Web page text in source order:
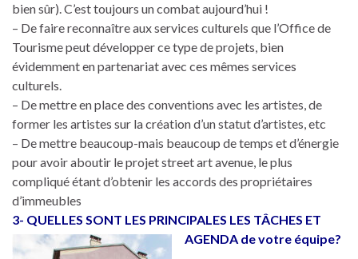
bien sûr). C’est toujours un combat aujourd’hui !
– De faire reconnaître aux services culturels que l’Office de
Tourisme peut développer ce type de projets, bien
évidemment en partenariat avec ces mêmes services
culturels.
– De mettre en place des conventions avec les artistes, de
former les artistes sur la création d’un statut d’artistes, etc
– De mettre beaucoup-mais beaucoup de temps et d’énergie
pour avoir aboutir le projet street art avenue, le plus
compliqué étant d’obtenir les accords des propriétaires
d’immeubles
3- QUELLES SONT LES PRINCIPALES LES TÂCHES ET
AGENDA de votre équipe?